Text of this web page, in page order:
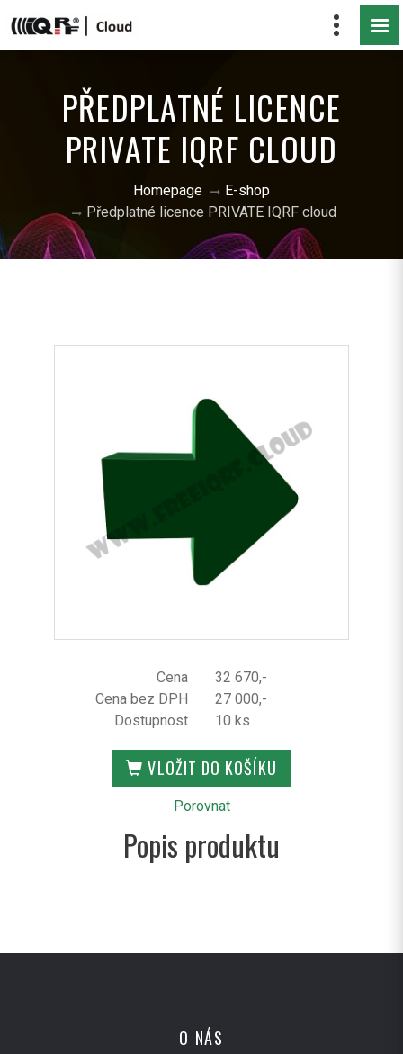
PŘEDPLATNÉ LICENCE
PRIVATE IQRF CLOUD
Homepage
E-shop
Předplatné licence PRIVATE IQRF cloud
Cena
32 670,-
Cena bez DPH
27 000,-
Dostupnost
10 ks
VLOŽIT DO KOŠÍKU
Porovnat
Popis produktu
O NÁS